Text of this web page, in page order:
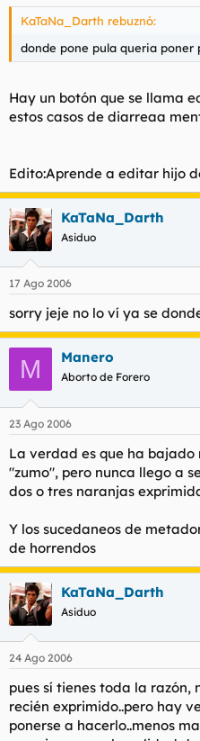
KaTaNa_Darth rebuznó:
donde pone pula queria poner
Hay un botón que se llama
estos casos de diarreaa
Edito:Aprende a editar hijo
KaTaNa_Darth
Asiduo
17 Ago 2006
sorry jeje no lo ví ya se
M Manero
Aborto de Forero
23 Ago 2006
La verdad es que ha
"zumo", pero nunca llego a
dos o tres naranjas
Y los sucedaneos de
de horrendos
KaTaNa_Darth
Asiduo
24 Ago 2006
pues sí tienes toda la razón,
recién exprimido..pero hay
ponerse a hacerlo..menos